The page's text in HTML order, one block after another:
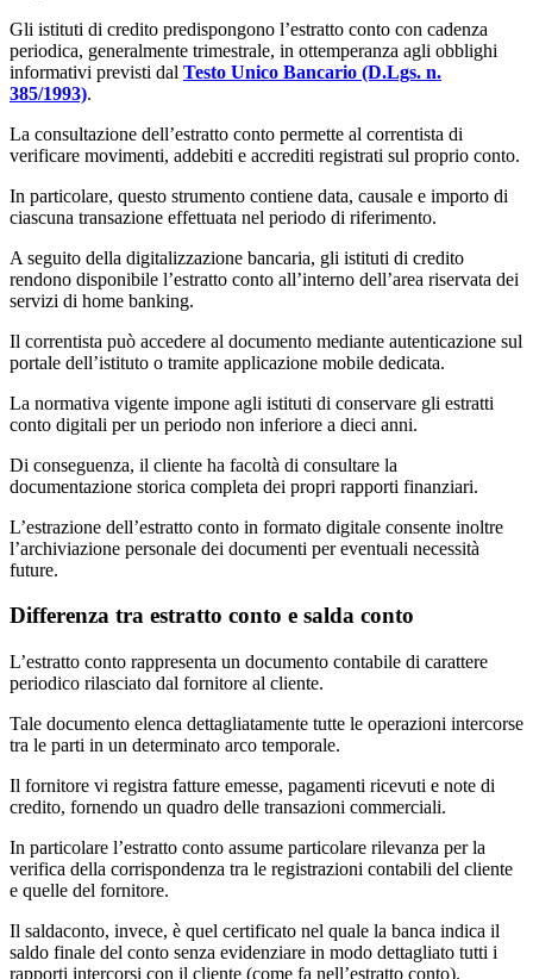
Gli istituti di credito predispongono l’estratto conto con cadenza
periodica, generalmente trimestrale, in ottemperanza agli obblighi
informativi previsti dal Testo Unico Bancario (D.Lgs. n.
385/1993).
La consultazione dell’estratto conto permette al correntista di
verificare movimenti, addebiti e accrediti registrati sul proprio conto.
In particolare, questo strumento contiene data, causale e importo di
ciascuna transazione effettuata nel periodo di riferimento.
A seguito della digitalizzazione bancaria, gli istituti di credito
rendono disponibile l’estratto conto all’interno dell’area riservata dei
servizi di home banking.
Il correntista può accedere al documento mediante autenticazione sul
portale dell’istituto o tramite applicazione mobile dedicata.
La normativa vigente impone agli istituti di conservare gli estratti
conto digitali per un periodo non inferiore a dieci anni.
Di conseguenza, il cliente ha facoltà di consultare la
documentazione storica completa dei propri rapporti finanziari.
L’estrazione dell’estratto conto in formato digitale consente inoltre
l’archiviazione personale dei documenti per eventuali necessità
future.
Differenza tra estratto conto e salda conto
L’estratto conto rappresenta un documento contabile di carattere
periodico rilasciato dal fornitore al cliente.
Tale documento elenca dettagliatamente tutte le operazioni intercorse
tra le parti in un determinato arco temporale.
Il fornitore vi registra fatture emesse, pagamenti ricevuti e note di
credito, fornendo un quadro delle transazioni commerciali.
In particolare l’estratto conto assume particolare rilevanza per la
verifica della corrispondenza tra le registrazioni contabili del cliente
e quelle del fornitore.
Il saldaconto, invece, è quel certificato nel quale la banca indica il
saldo finale del conto senza evidenziare in modo dettagliato tutti i
rapporti intercorsi con il cliente (come fa nell’estratto conto).